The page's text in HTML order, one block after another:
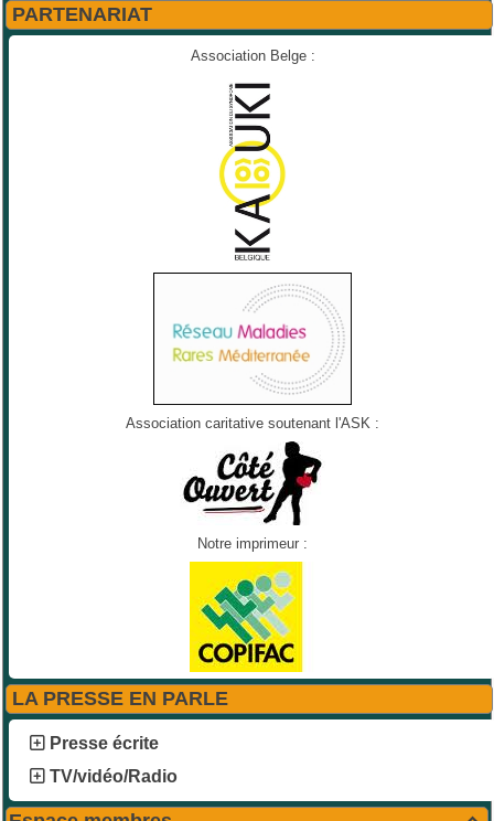
PARTENARIAT
Association Belge :
Association caritative soutenant l'ASK :
Notre imprimeur :
LA PRESSE EN PARLE
Presse écrite
TV/vidéo/Radio